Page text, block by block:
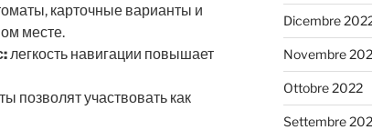
карточные варианты и
месте.
легкость навигации повышает
позволят участвовать как
Dicembre
Novembre
Ottobre 2022
Settembre